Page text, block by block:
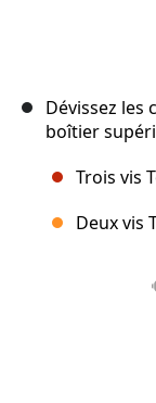
Dévissez les
boîtier
Trois vis
Deux vis